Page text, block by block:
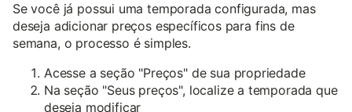
Se você já possui uma temporada configurada, mas
deseja adicionar preços específicos para fins de
semana, o processo é simples.
Acesse a seção "Preços" de sua propriedade
Na seção "Seus preços", localize a temporada que
deseja modificar